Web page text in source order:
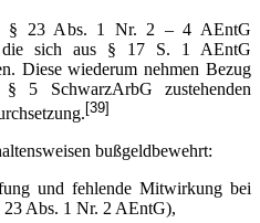
§ 23 Abs. 1 Nr. 2 – 4 AEntG
die sich aus § 17 S. 1 AEntG
Diese wiederum nehmen Bezug
5 SchwarzArbG zustehenden
[39]
bußgeldbewehrt:
und fehlende Mitwirkung bei
23 Abs. 1 Nr. 2 AEntG),